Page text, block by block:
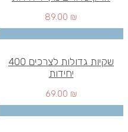
89.00 ₪
שקיות גדולות לצרכים 400
יחידות
69.00 ₪